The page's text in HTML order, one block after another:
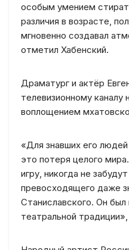
особым умением
различия в возрасте,
мгновенно создавал
отметил Хабенский.
Драматург и актёр
телевизионному каналу
воплощением
«Для знавших его
это потеря целого
игру, никогда не
превосходящего даже
Станиславского. Он
театральной